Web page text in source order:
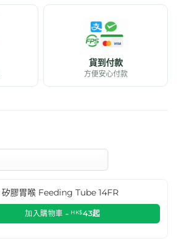
貨到付款
方便安心付款
膠胃喉 Feeding Tube 14FR
加入購物車 - HK$43起